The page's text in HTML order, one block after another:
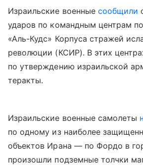
Израильские военные сообщили
ударов по командным центрам
«Аль-Кудс» Корпуса стражей
революции (КСИР). В этих
по утверждению израильской
теракты.
Израильские военные самолеты
по одному из наиболее
объектов Ирана — по Фордо в
произошли подземные толчки